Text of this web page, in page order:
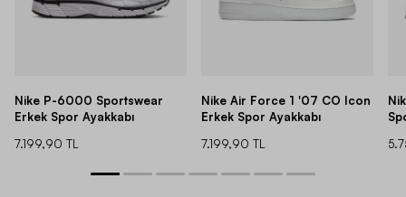
Nike P-6000 Sportswear
Erkek Spor Ayakkabı
7.199,90 TL
Nike Air Force 1 '07 CO Icon
Erkek Spor Ayakkabı
7.199,90 TL